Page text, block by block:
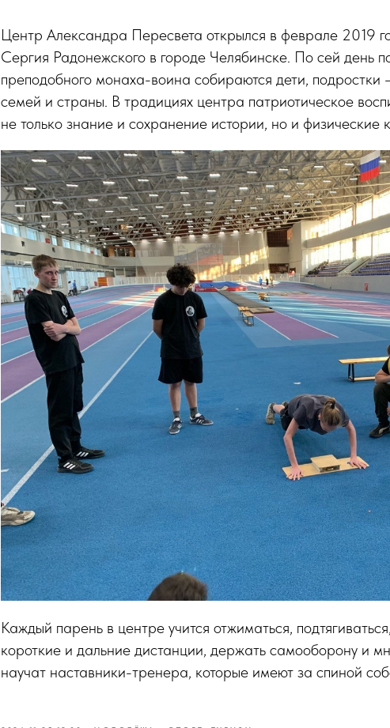
Центр Александра Пересвета открылся в феврале 2019
Сергия Радонежского в городе Челябинске. По сей день
преподобного монаха-воина собираются дети, подростки
семей и страны. В традициях центра патриотическое
не только знание и сохранение истории, но и физические
Каждый парень в центре учится отжиматься,
короткие и дальние дистанции, держать самооборону и
научат наставники-тренера, которые имеют за спиной